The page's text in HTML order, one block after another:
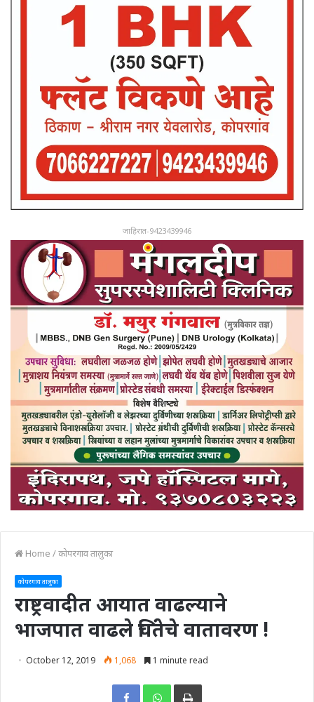
जाहिरात-9423439946
Home /कोपरगाव तालुका
कोपरगाव तालुका
राष्ट्रवादीत आयात वाढल्याने
भाजपात वाढले चिंतेचे वातावरण !
October 12, 2019 1,068 1 minute read
Print